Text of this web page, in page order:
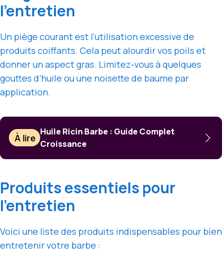
l’entretien
Un piège courant est l’utilisation excessive de
produits coiffants. Cela peut alourdir vos poils et
donner un aspect gras. Limitez-vous à quelques
gouttes d’huile ou une noisette de baume par
application.
À lire
Huile Ricin Barbe : Guide Complet
Croissance
Produits essentiels pour
l’entretien
Voici une liste des produits indispensables pour bien
entretenir votre barbe :